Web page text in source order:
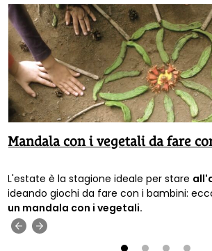
Mandala con i vegetali da fare
L'estate è la stagione ideale per stare
ideando giochi da fare con i bambini:
un mandala con i vegetali.